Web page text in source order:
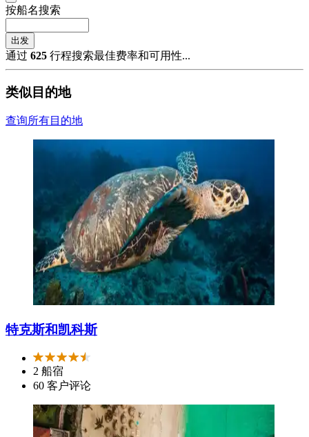
按船名搜索
出发
通过 625 行程搜索最佳费率和可用性...
类似目的地
查询所有目的地
特克斯和凯科斯
2 船宿
60 客户评论